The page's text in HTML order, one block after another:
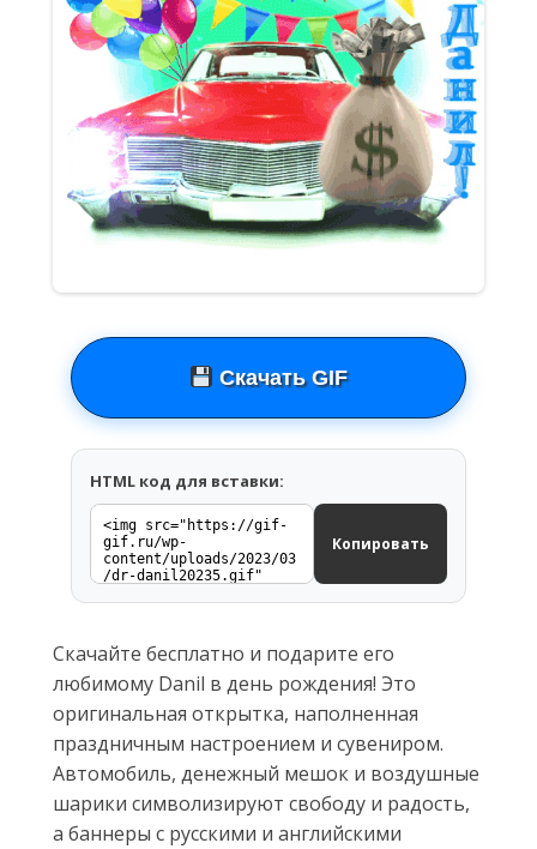
Скачать GIF
HTML код для вставки:
Копировать
Скачайте бесплатно и подарите его
любимому Danil в день рождения! Это
оригинальная открытка, наполненная
праздничным настроением и сувениром.
Автомобиль, денежный мешок и воздушные
шарики символизируют свободу и радость,
а баннеры с русскими и английскими